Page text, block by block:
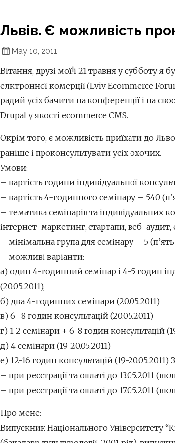
Львів. Є можливість
May 10, 2011
Вітання, друзі мої!і 21 травня у субботу я
елктронної комерції (Lviv Ecommerce
радий усіх бачити на конференції і на
Drupal у якості ecommerce CMS.
Окрім того, є можливість приїхати до
раніше і проконсультувати усіх охочих.
Умови:
– вартість години індивідуальної
– вартість 4-годинного семінару – 540
– тематика семінарів та індивідуальних
інтернет-маркетинг, стартапи, веб-аудит,
– мінімальна група для семінару – 5
– можливі варіанти:
а) один 4-годинний семінар і 4-5 годин
(20.05.2011),
б) два 4-годинних семінари (20.05.2011)
в) 6- 8 годин консультацій (20.05.2011)
г) 1-2 семінари + 6-8 годин консультацій
д) 4 семінари (19-20.05.2011)
е) 12-16 годин консультацій (19-
– при реєстрації та оплаті до 13.05.2011
– при реєстрації та оплаті до 17.05.2011
Про мене:
Випускник Національного Університету